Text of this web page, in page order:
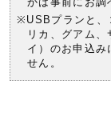
※USBプランと、
リカ、グアム
イ）のお申込み
せん。